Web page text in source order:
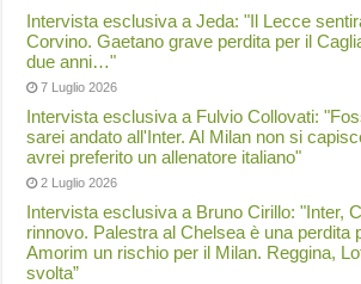
Intervista esclusiva a Jeda: "Il Lecce
Corvino. Gaetano grave perdita per il
due anni…"
7 Luglio 2026
Intervista esclusiva a Fulvio Collovati:
sarei andato all'Inter. Al Milan non si
avrei preferito un allenatore italiano"
2 Luglio 2026
Intervista esclusiva a Bruno Cirillo: "Inter,
rinnovo. Palestra al Chelsea è una perdita
Amorim un rischio per il Milan. Reggina,
svolta”